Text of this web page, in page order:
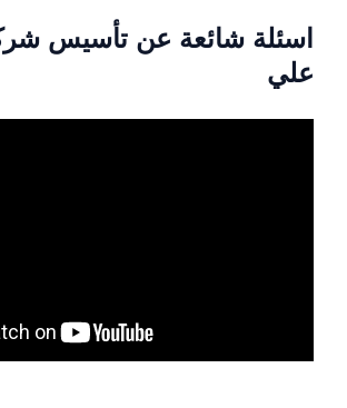
اسئلة شائعة عن تأسيس
علي